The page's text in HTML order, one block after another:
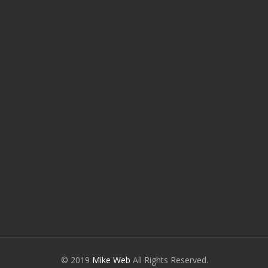
© 2019 Mike Web All Rights Reserved.